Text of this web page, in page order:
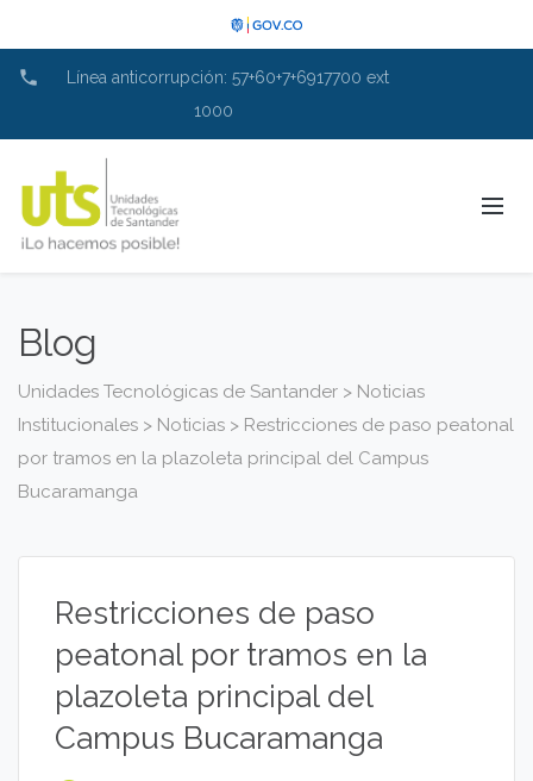
phone
Línea anticorrupción: 57+60+7+6917700 ext
1000
Blog
Unidades Tecnológicas de Santander > Noticias
Institucionales > Noticias > Restricciones de paso peatonal
por tramos en la plazoleta principal del Campus
Bucaramanga
Restricciones de paso
peatonal por tramos en la
plazoleta principal del
Campus Bucaramanga